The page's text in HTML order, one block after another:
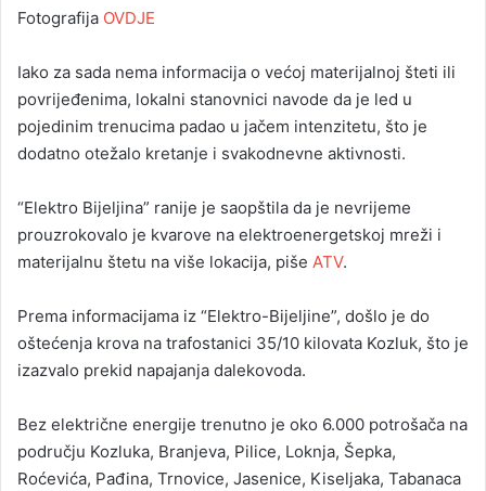
Fotografija OVDJE
Iako za sada nema informacija o većoj materijalnoj šteti ili
povrijeđenima, lokalni stanovnici navode da je led u
pojedinim trenucima padao u jačem intenzitetu, što je
dodatno otežalo kretanje i svakodnevne aktivnosti.
“Elektro Bijeljina” ranije je saopštila da je nevrijeme
prouzrokovalo je kvarove na elektroenergetskoj mreži i
materijalnu štetu na više lokacija, piše ATV.
Prema informacijama iz “Elektro-Bijeljine”, došlo je do
oštećenja krova na trafostanici 35/10 kilovata Kozluk, što je
izazvalo prekid napajanja dalekovoda.
Bez električne energije trenutno je oko 6.000 potrošača na
području Kozluka, Branjeva, Pilice, Loknja, Šepka,
Roćevića, Pađina, Trnovice, Jasenice, Kiseljaka, Tabanaca